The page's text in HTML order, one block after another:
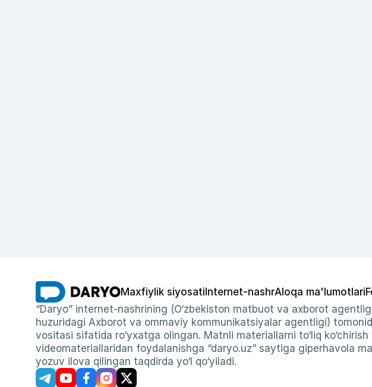
Maxfiylik siyosati Internet-nashrAloqa ma'lumotlari
“Daryo” internet-nashrining (O‘zbekiston matbuot va axborot
huzuridagi Axborot va ommaviy kommunikatsiyalar agentligi)
vositasi sifatida ro‘yxatga olingan. Matnli materiallarni to‘liq
videomateriallaridan foydalanishga “daryo.uz” saytiga giperhavola
yozuv ilova qilingan taqdirda yo‘l qo‘yiladi.